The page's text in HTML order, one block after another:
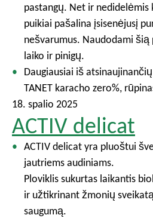
pastangų. Net ir nedidelėmis
puikiai pašalina įsisenėjusį
nešvarumus. Naudodami
laiko ir pinigų.
Daugiausiai iš
TANET karacho zero%,
18. spalio 2025
ACTIV delicat
ACTIV delicat yra pluoštui
jautriems audiniams.
Ploviklis sukurtas laikantis
ir užtikrinant žmonių
saugumą.